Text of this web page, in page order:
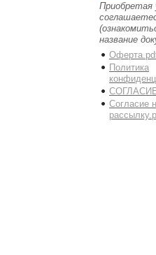
Приобретая
название
Политика
СОГЛАСИЕ
Согласие